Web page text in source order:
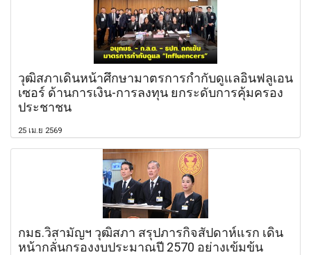
วุฒิสภาเดินหน้าศึกษามาตรการกำกับดูแลอินฟลูเอน
เซอร์ ด้านการเงิน-การลงทุน ยกระดับการคุ้มครอง
ประชาชน
25 เม.ย 2569
กมธ.วิสามัญฯ วุฒิสภา สรุปภารกิจสัปดาห์แรก เดิน
หน้ากลั่นกรองงบประมาณปี 2570 อย่างเข้มข้น